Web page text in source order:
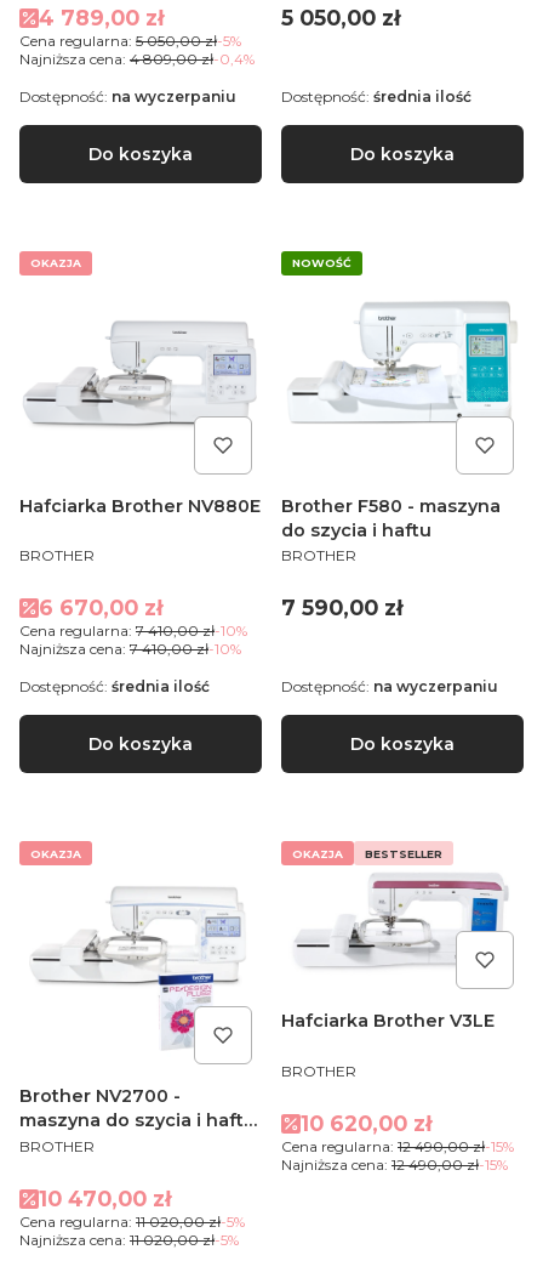
Cena promocyjna
4 789,00 zł
Cena regularna: 5 050,00 zł-5%
Najniższa cena: 4 809,00 zł-0,4%
Do koszyka
Dostępność: na wyczerpaniu
Cena
5 050,00 zł
Do koszyka
Dostępność: średnia ilość
OKAZJA
Hafciarka Brother NV880E
PRODUCENT
BROTHER
Cena promocyjna
6 670,00 zł
Cena regularna: 7 410,00 zł-10%
Najniższa cena: 7 410,00 zł-10%
Do koszyka
Dostępność: średnia ilość
NOWOŚĆ
Brother F580 - maszyna
do szycia i haftu
PRODUCENT
BROTHER
Cena
7 590,00 zł
Do koszyka
Dostępność: na wyczerpaniu
OKAZJA
Brother NV2700 -
maszyna do szycia i haftu
+ PEDESIGN PLUS 2
PRODUCENT
BROTHER
Cena promocyjna
10 470,00 zł
Cena regularna: 11 020,00 zł-5%
Najniższa cena: 11 020,00 zł-5%
OKAZJA BESTSELLER
Hafciarka Brother V3LE
PRODUCENT
BROTHER
Cena promocyjna
10 620,00 zł
Cena regularna: 12 490,00 zł-15%
Najniższa cena: 12 490,00 zł-15%